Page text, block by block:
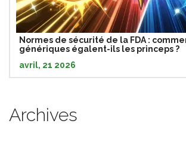
Normes de sécurité de la FDA :
génériques égalent-ils les princeps ?
avril, 21 2026
Archives